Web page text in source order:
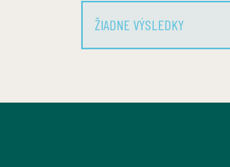
ŽIADNE VÝSLEDKY